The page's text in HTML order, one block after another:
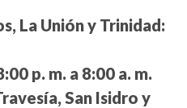
La Unión y Trinidad:
p. m. a 8:00 a. m.
San Isidro y